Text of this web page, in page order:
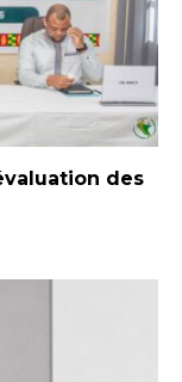
des